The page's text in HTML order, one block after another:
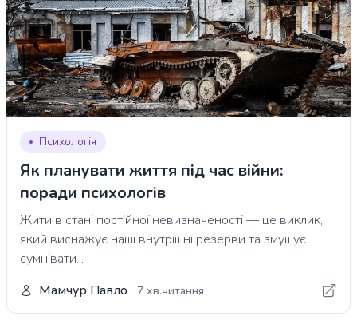
Психологія
Як планувати життя під час війни:
поради психологів
Жити в стані постійної невизначеності — це виклик,
який виснажує наші внутрішні резерви та змушує
сумнівати...
Мамчур Павло
7 хв.читання